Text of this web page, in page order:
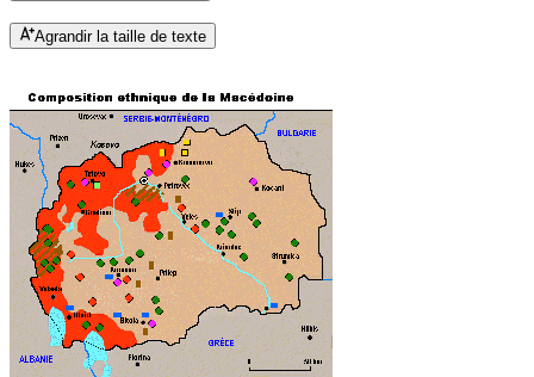
Agrandir la taille de texte